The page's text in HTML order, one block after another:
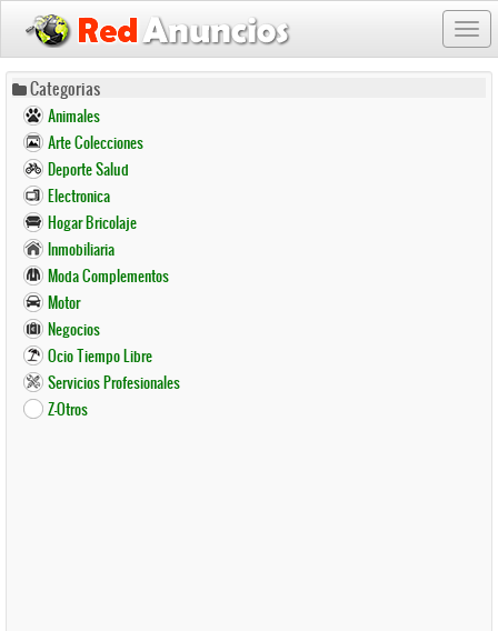
Pasar
contenido
principal
Categorias
Animales
Arte Colecciones
Deporte Salud
Electronica
Hogar Bricolaje
Inmobiliaria
Moda Complementos
Motor
Negocios
Ocio Tiempo Libre
Servicios Profesionales
Z-Otros